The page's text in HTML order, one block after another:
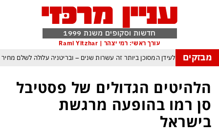
חדשות וסקופים משנת 1999
עורך ראשי: רמי יצהר | Rami Yitzhar
מבזקים
העולם נכנס לעידן המסוכן ביותר זה עשרות שנים – ובריטניה עלולה לשלם
מי היה מאמין שבאר שבע תנצח את הכוכב האדום?
ומיירטים להגנה – טראמפ נשאר רק עם ציוצי האיום המגוחכים שלא מזיזים
גרדום כמדיניות: כך הפכה ההוצאה להורג לכלי ההרתעה המרכזי של המשטר
הלהיטים הגדולים של פסטיבל
סן רמו בהופעה מרגשת
בישראל